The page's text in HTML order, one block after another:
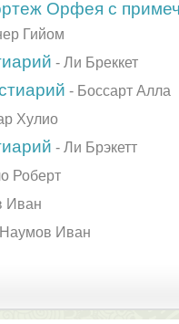
Орфея с
Гийом
- Ли Бреккет
- Боссарт Алла
Хулио
- Ли Брэкетт
Роберт
Иван
Наумов Иван